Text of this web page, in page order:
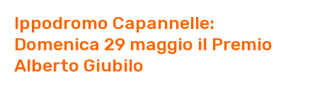
Ippodromo Capannelle:
Domenica 29 maggio il Premio
Alberto Giubilo